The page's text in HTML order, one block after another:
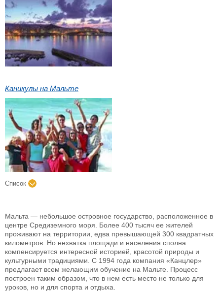
Каникулы на Мальте
Список
Мальта — небольшое островное государство, расположенное в
центре Средиземного моря. Более 400 тысяч ее жителей
проживают на территории, едва превышающей 300 квадратных
километров. Но нехватка площади и населения сполна
компенсируется интересной историей, красотой природы и
культурными традициями. С 1994 года компания «Канцлер»
предлагает всем желающим обучение на Мальте. Процесс
построен таким образом, что в нем есть место не только для
уроков, но и для спорта и отдыха.